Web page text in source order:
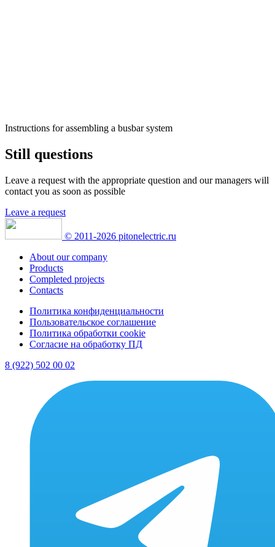
Instructions for assembling a busbar system
Still questions
Leave a request with the appropriate question and our managers will
contact you as soon as possible
Leave a request
© 2011-2026 pitonelectric.ru
About our company
Products
Completed projects
Contacts
Политика конфиденциальности
Пользовательское соглашение
Политика обработки cookie
Согласие на обработку ПД
8 (922) 502 00 02